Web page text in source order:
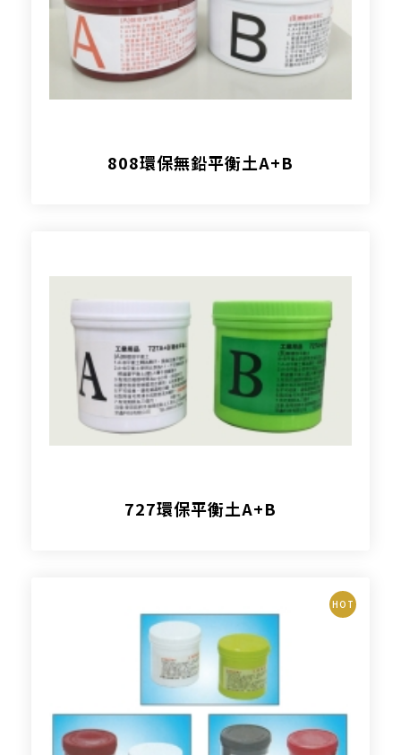
808環保無鉛平衡土A+B
727環保平衡土A+B
HOT